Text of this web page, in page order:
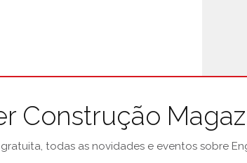
Construção
todas as novidades e eventos sobre